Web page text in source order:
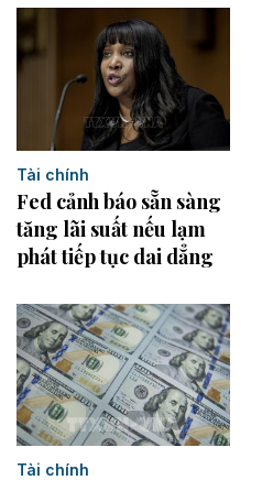
Tài chính
Fed cảnh báo sẵn sàng
tăng lãi suất nếu lạm
phát tiếp tục dai dẳng
Tài chính